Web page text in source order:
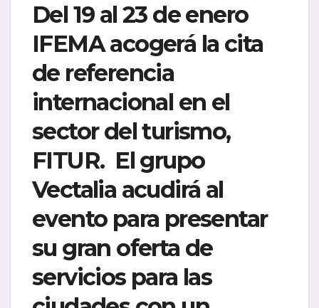
Del 19 al 23 de enero
IFEMA acogerá la cita
de referencia
internacional en el
sector del turismo,
FITUR. El grupo
Vectalia acudirá al
evento para presentar
su gran oferta de
servicios para las